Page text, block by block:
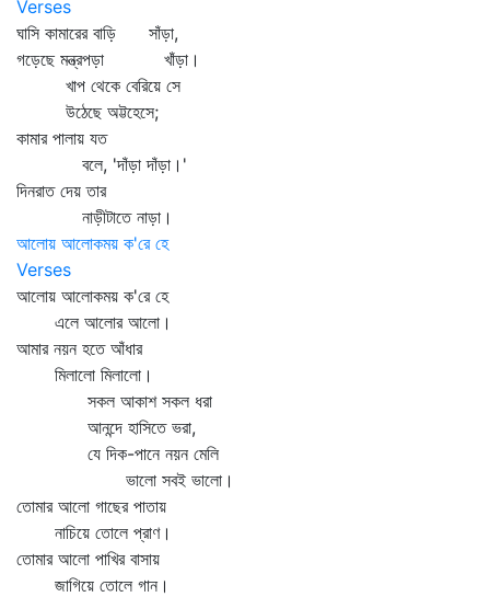
Verses
ঘাসি কামারের বাড়ি সাঁড়া,
গড়েছে মন্ত্রপড়া খাঁড়া।
খাপ থেকে বেরিয়ে সে
উঠেছে অট্টহেসে;
কামার পালায় যত
বলে, 'দাঁড়া দাঁড়া।'
দিনরাত দেয় তার
নাড়ীটাতে নাড়া।
আলোয় আলোকময় ক'রে হে
Verses
আলোয় আলোকময় ক'রে হে
এলে আলোর আলো।
আমার নয়ন হতে আঁধার
মিলালো মিলালো।
সকল আকাশ সকল ধরা
আনন্দে হাসিতে ভরা,
যে দিক-পানে নয়ন মেলি
ভালো সবই ভালো।
তোমার আলো গাছের পাতায়
নাচিয়ে তোলে প্রাণ।
তোমার আলো পাখির বাসায়
জাগিয়ে তোলে গান।